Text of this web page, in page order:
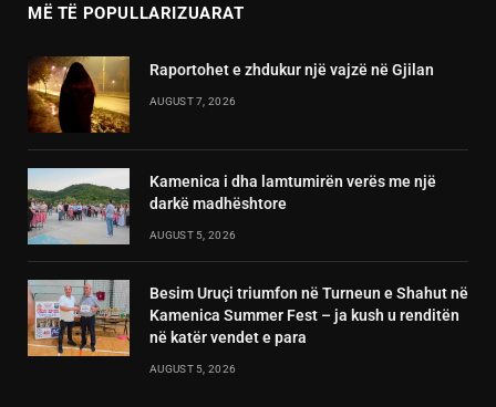
MË TË POPULLARIZUARAT
Raportohet e zhdukur një vajzë në Gjilan
AUGUST 7, 2026
Kamenica i dha lamtumirën verës me një
darkë madhështore
AUGUST 5, 2026
Besim Uruçi triumfon në Turneun e Shahut në
Kamenica Summer Fest – ja kush u renditën
në katër vendet e para
AUGUST 5, 2026